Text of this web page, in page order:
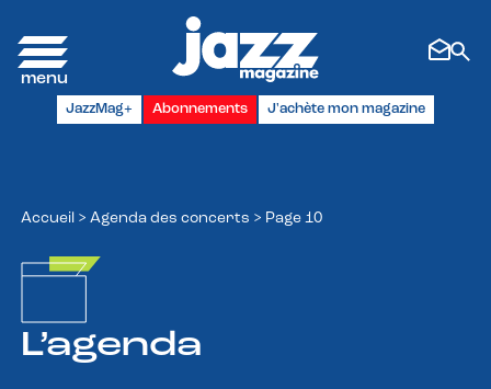
JazzMag+ Abonnements J'achète mon magazine
Accueil > Agenda des concerts > Page 10
L’agenda